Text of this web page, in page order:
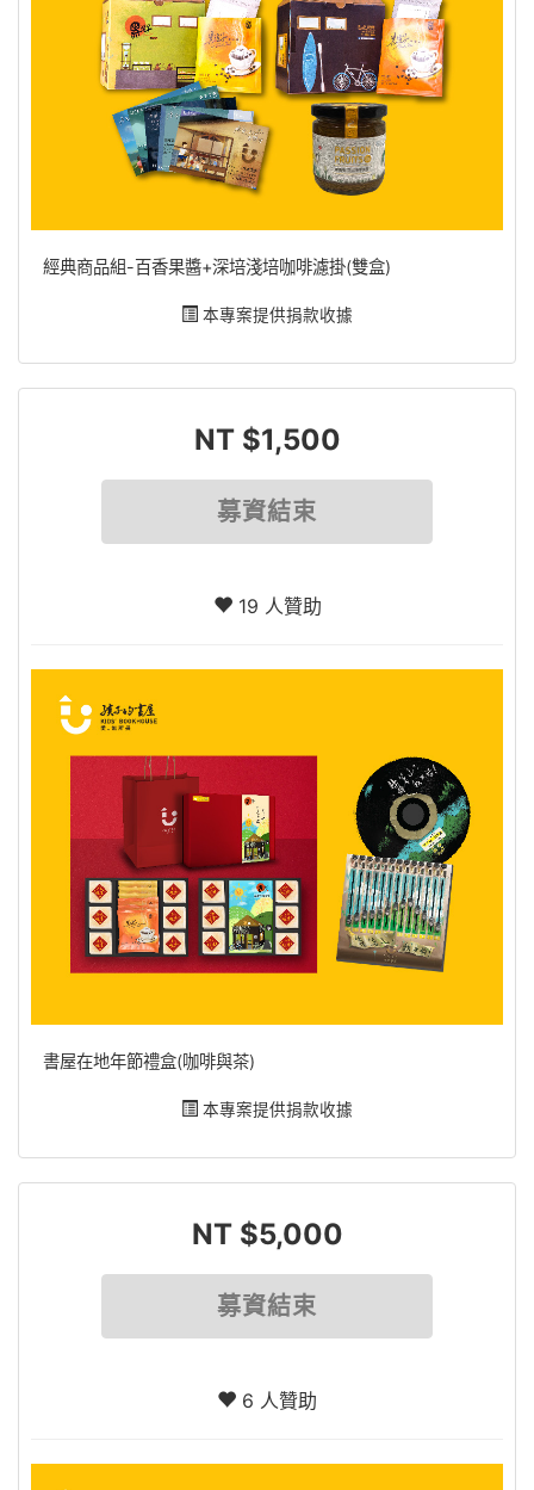
經典商品組-百香果醬+深培淺培咖啡濾掛(雙盒)
本專案提供捐款收據
NT $1,500
募資結束
19 人贊助
書屋在地年節禮盒(咖啡與茶)
本專案提供捐款收據
NT $5,000
募資結束
6 人贊助